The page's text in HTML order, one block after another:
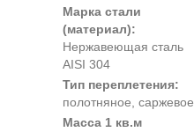
Марка стали
(материал):
Нержавеющая сталь
AISI 304
Тип переплетения:
полотняное, саржевое
Масса 1 кв.м